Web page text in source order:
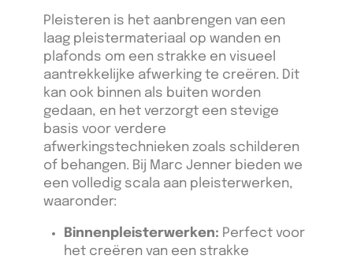
Pleisteren is het aanbrengen van een
laag pleistermateriaal op wanden en
plafonds om een strakke en visueel
aantrekkelijke afwerking te creëren. Dit
kan ook binnen als buiten worden
gedaan, en het verzorgt een stevige
basis voor verdere
afwerkingstechnieken zoals schilderen
of behangen. Bij Marc Jenner bieden we
een volledig scala aan pleisterwerken,
waaronder:
Binnenpleisterwerken: Perfect voor
het creëren van een strakke